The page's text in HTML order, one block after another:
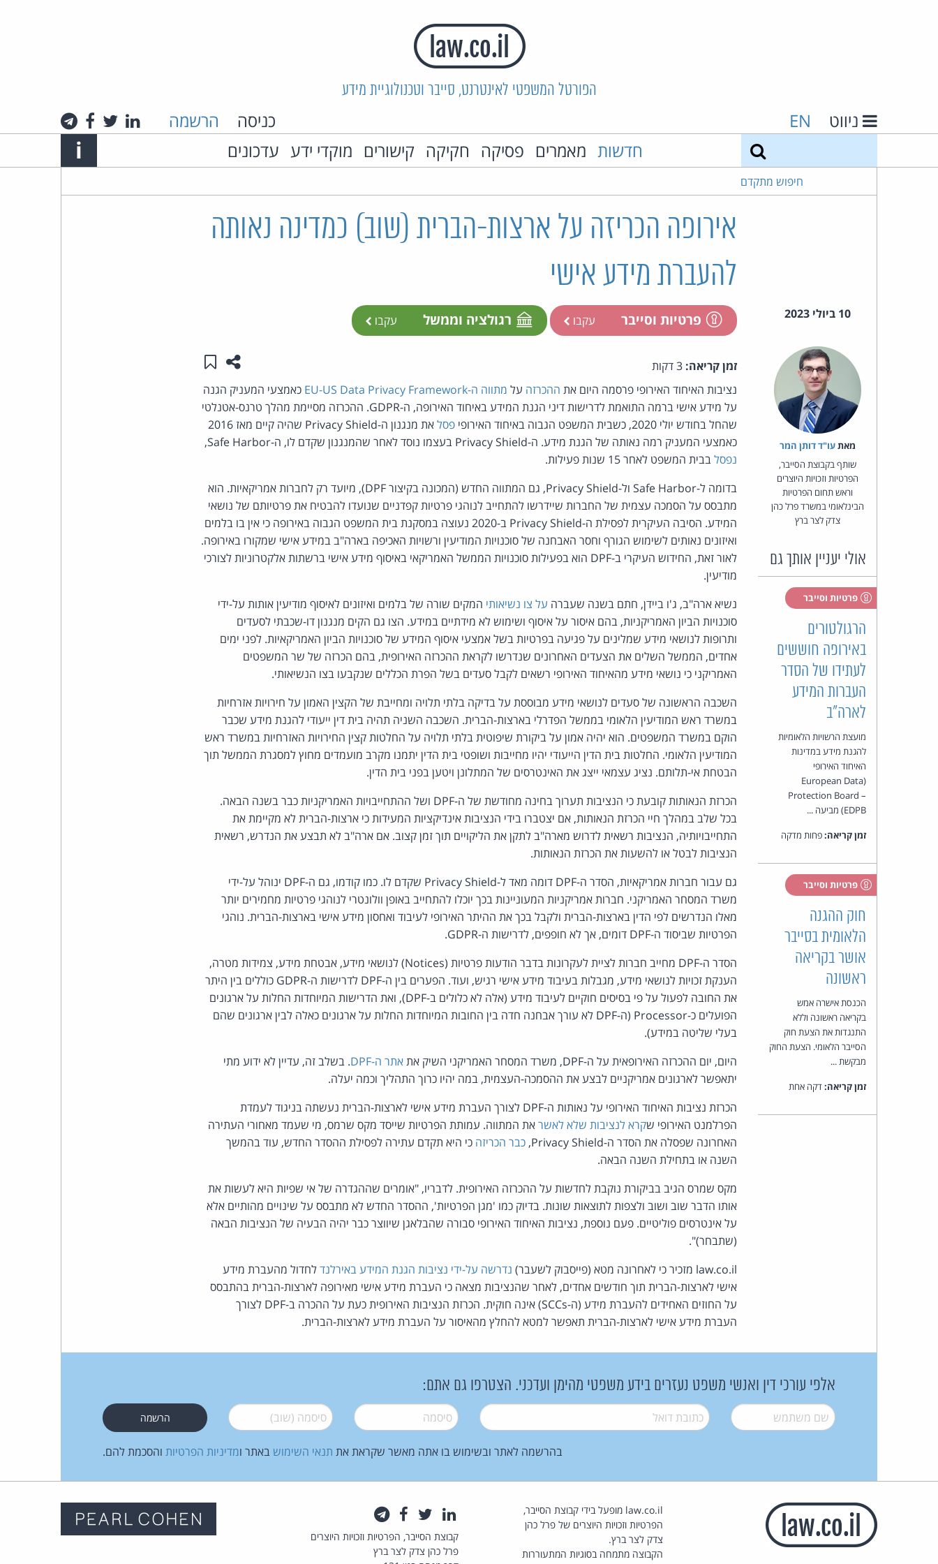
הפורטל המשפטי לאינטרנט, סייבר וטכנולוגיית מידע
ניווט EN כניסה הרשמה לינקדאין
טוויטרפייסבוק
חדשות מאמרים פסיקה חקיקה קישורים מוקדי ידע עדכונים Info
i
חיפוש מתקדם
אירופה הכריזה על ארצות-הברית (שוב) כמדינה נאותה
להעברת מידע אישי
10 ביולי 2023 פרטיות וסייבר עקבו רגולציה וממשל עקבו
מאת‏עו"ד דותן המר
שותף בקבוצת הסייבר,
הפרטיות וזכויות היוצרים
וראש תחום הפרטיות
הבינלאומי במשרד פרל כהן
צדק לצר ברץ
אולי יעניין אותך גם
פרטיות וסייבר
הרגולטורים
באירופה חוששים
לעתידו של הסדר
העברות המידע
לארה"ב
מועצת הרשויות הלאומיות
להגנת מידע במדינות
האיחוד האירופי
(European Data
Protection Board –
EDPB) מביעה ...
זמן קריאה:פחות מדקה
פרטיות וסייבר
חוק ההגנה
הלאומית בסייבר
אושר בקריאה
ראשונה
הכנסת אישרה אמש
בקריאה ראשונה וללא
התנגדות את הצעת חוק
הסייבר הלאומי. הצעת החוק
מבקשת ...
זמן קריאה:דקה אחת
זמן קריאה: שתפו עמוד זה
שמור ב"תכנים שלי"
נציבות האיחוד האירופי פרסמה היום את ההכרזה על מתווה ה-EU-US Data Privacy Framework
כאמצעי המעניק הגנה
על מידע אישי ברמה התואמת לדרישות דיני הגנת המידע באיחוד האירופה, ה-GDPR. ההכרזה מסיימת מהלך טרנס-אטנלטי
שהחל בחודש יולי 2020, כשבית המשפט הגבוה באיחוד האירופי
פסל
את מנגנון ה-Privacy Shield שהיה קיים מאז 2016
כאמצעי המעניק רמה נאותה של הגנת מידע. ה-Privacy Shield בעצמו נוסד לאחר שהמנגנון שקדם לו, ה-Safe Harbor,
נפסלבבית המשפט לאחר 15 שנות פעילות.
בדומה ל-Safe Harbor ול-Privacy Shield, גם המתווה החדש (המכונה בקיצור DPF), מיועד רק לחברות אמריקאיות. הוא
מתבסס על הסמכה עצמית של החברות שיידרשו להתחייב לנוהגי פרטיות קפדניים שנועדו להבטיח את פרטיותם של נושאי
המידע. הסיבה העיקרית לפסילת ה-Privacy Shield ב-2020 נעוצה במסקנת בית המשפט הגבוה באירופה כי אין בו בלמים
ואיזונים נאותים לשימוש הגורף וחסר האבחנה של סוכנויות המודיעין ורשויות האכיפה בארה"ב במידע אישי שמקורו באירופה.
לאור זאת, החידוש העיקרי ב-DPF הוא בפעילות סוכנויות הממשל האמריקאי באיסוף מידע אישי ברשתות אלקטרוניות לצורכי
מודיעין.
נשיא ארה"ב, ג'ו ביידן, חתם בשנה שעברה על צו נשיאותי המקים שורה של בלמים ואיזונים לאיסוף מודיעין אותות על-ידי
סוכנויות הביון האמריקניות, בהם איסור על איסוף ושימוש לא מידתיים במידע. הצו גם הקים מנגנון דו-שכבתי לסעדים
ותרופות לנושאי מידע שמלינים על פגיעה בפרטיות בשל אמצעי איסוף המידע של סוכנויות הביון האמריקאיות. לפני ימים
אחדים, הממשל השלים את הצעדים האחרונים שנדרשו לקראת ההכרזה האירופית, בהם הכרזה של שר המשפטים
האמריקני כי נושאי מידע מהאיחוד האירופי רשאים לקבל סעדים בשל הפרת הכללים שנקבעו בצו הנשיאותי.
השכבה הראשונה של סעדים לנושאי מידע מבוססת על בדיקה בלתי תלויה ומחייבת של הקצין האמון על חירויות אזרחיות
במשרד ראש המודיעין הלאומי בממשל הפדרלי בארצות-הברית. השכבה השניה תהיה בית דין ייעודי להגנת מידע שכבר
הוקם במשרד המשפטים. הוא יהיה אמון על ביקורת שיפוטית בלתי תלויה על החלטות קצין החירויות האזרחיות במשרד ראש
המודיעין הלאומי. החלטות בית הדין הייעודי יהיו מחייבות ושופטי בית הדין יתמנו מקרב מועמדים מחוץ למסגרת הממשל תוך
הבטחת אי-תלותם. נציג עצמאי ייצג את האינטרסים של המתלונן ויטען בפני בית הדין.
הכרזת הנאותות קובעת כי הנציבות תערוך בחינה מחודשת של ה-DPF ושל ההתחייבויות האמריקניות כבר בשנה הבאה.
בכל שלב במהלך חיי הכרזת הנאותות, אם יצטברו בידי הנציבות אינדיקציות המעידות כי ארצות-הברית לא מקיימת את
התחייבויותיה, הנציבות רשאית לדרוש מארה"ב לתקן את הליקויים תוך זמן קצוב. אם ארה"ב לא תבצע את הנדרש, רשאית
הנציבות לבטל או להשעות את הכרזת הנאותות.
גם עבור חברות אמריקאיות, הסדר ה-DPF דומה מאד ל-Privacy Shield שקדם לו. כמו קודמו, גם ה-DPF ינוהל על-ידי
משרד המסחר האמריקני. חברות אמריקניות המעוניינות בכך יוכלו להתחייב באופן וולונטרי לנוהגי פרטיות מחמירים יותר
מאלו הנדרשים לפי הדין בארצות-הברית ולקבל בכך את ההיתר האירופי לעיבוד ואחסון מידע אישי בארצות-הברית. נוהגי
הפרטיות שביסוד ה-DPF דומים, אך לא חופפים, לדרישות ה-GDPR.
הסדר ה-DPF מחייב חברות לציית לעקרונות בדבר הודעות פרטיות (Notices) לנושאי מידע, אבטחת מידע, צמידות מטרה,
הענקת זכויות לנושאי מידע, מגבלות בעיבוד מידע אישי רגיש, ועוד. הפערים בין ה-DPF לדרישות ה-GDPR כוללים בין היתר
את החובה לפעול על פי בסיסים חוקיים לעיבוד מידע (אלה לא כלולים ב-DPF), ואת הדרישות המיוחדות החלות על ארגונים
הפועלים כ-Processor (ה-DPF לא עורך אבחנה חדה בין החובות המיוחדות החלות על ארגונים כאלה לבין ארגונים שהם
בעלי שליטה במידע).
היום, יום ההכרזה האירופאית על ה-DPF, משרד המסחר האמריקני השיק את
אתר ה-DPF
. בשלב זה, עדיין לא ידוע מתי
יתאפשר לארגונים אמריקניים לבצע את ההסמכה-העצמית, במה יהיו כרוך התהליך וכמה יעלה.
הכרזת נציבות האיחוד האירופי על נאותות ה-DPF לצורך העברת מידע אישי לארצות-הברית נעשתה בניגוד לעמדת
הפרלמנט האירופי שקרא לנציבות שלא לאשראת המתווה. עמותת הפרטיות שייסד מקס שרמס, מי שעמד מאחורי העתירה
האחרונה שפסלה את הסדר ה-Privacy Shield,
כבר הכריזה כי היא תקדם עתירה לפסילת ההסדר החדש, עוד בהמשך
השנה או בתחילת השנה הבאה.
מקס שמרס הגיב בביקורת נוקבת לחדשות על ההכרזה האירופית. לדבריו, "אומרים שההגדרה של אי שפיות היא לעשות את
אותו הדבר שוב ושוב ולצפות לתוצאות שונות. בדיוק כמו 'מגן הפרטיות', ההסדר החדש לא מתבסס על שינויים מהותיים אלא
על אינטרסים פוליטיים. פעם נוספת, נציבות האיחוד האירופי סבורה שהבלאגן שיווצר כבר יהיה הבעיה של הנציבות הבאה
(שתבחר)".
law.co.il מזכיר כי לאחרונה מטא (פייסבוק לשעבר)
נדרשה על-ידי נציבות הגנת המידע באירלנדלחדול מהעברת מידע
אישי לארצות-הברית תוך חודשים אחדים, לאחר שהנציבות מצאה כי העברת מידע אישי מאירופה לארצות-הברית בהתבסס
על החוזים האחידים להעברת מידע (ה-SCCs) אינה חוקית. הכרזת הנציבות האירופית כעת על ההכרה ב-DPF לצורך
העברת מידע אישי לארצות-הברית תאפשר למטא להחלץ מהאיסור על העברת מידע לארצות-הברית.
אלפי עורכי דין ואנשי משפט נעזרים בידע משפטי מהימן ועדכני. הצטרפו גם אתם:
שם משתמש* דואל* סיסמה* סיסמה (שוב)*
בהרשמה לאתר ובשימוש בו אתה מאשר שקראת את תנאי השימוש באתר ומדיניות הפרטיות והסכמת להם.
law.co.il מופעל בידי קבוצת הסייבר,
הפרטיות וזכויות היוצרים של פרל כהן
צדק לצר ברץ.
הקבוצה מתמחה בסוגיות המתעוררות
לינקדאין
טוויטרפייסבוק
קבוצת הסייבר, הפרטיות וזכויות היוצרים
פרל כהן צדק לצר ברץ